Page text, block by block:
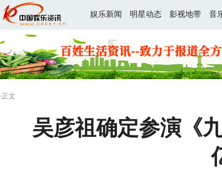
娱乐新闻 明星动态 影视地带 音
文
吴彦祖确定参演《